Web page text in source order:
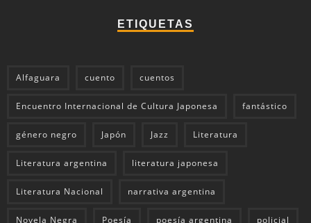
ETIQUETAS
Alfaguara cuento cuentos
Encuentro Internacional de Cultura Japonesa fantástico
género negro Japón Jazz Literatura
Literatura argentina literatura japonesa
Literatura Nacional narrativa argentina
Novela Negra Poesía poesía argentina policial